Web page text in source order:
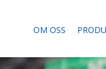
OM OSS